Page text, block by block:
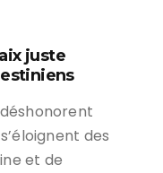
juste
des
et de